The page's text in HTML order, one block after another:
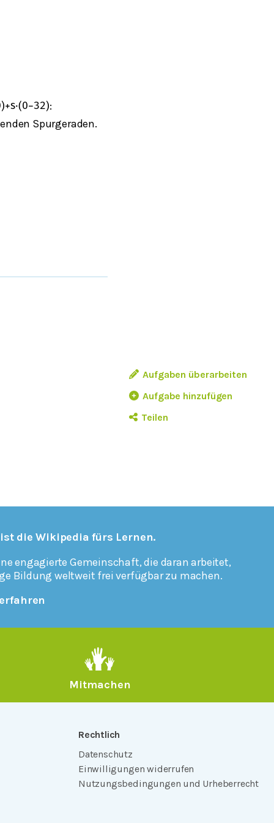
)+s⋅(0−32):
Spurgeraden.
Aufgaben überarbeiten
Aufgabe hinzufügen
Teilen
die Wikipedia fürs Lernen.
engagierte Gemeinschaft, die daran arbeitet,
Bildung weltweit frei verfügbar zu machen.
Mitmachen
Rechtlich
Datenschutz
Einwilligungen widerrufen
Nutzungsbedingungen und Urheberrecht